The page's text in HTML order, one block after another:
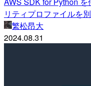
リティプロファイルを
繁松昂大
2024.08.31